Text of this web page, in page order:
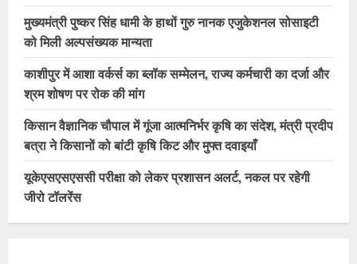
मुख्यमंत्री पुष्कर सिंह धामी के हाथों गुरु नानक एजुकेशनल सोसाइटी
को मिली अल्पसंख्यक मान्यता
काशीपुर में आशा वर्कर्स का ब्लॉक सम्मेलन, राज्य कर्मचारी का दर्जा और
श्रम शोषण पर रोक की मांग
किसान वैज्ञानिक चौपाल में गूंजा आत्मनिर्भर कृषि का संदेश, मंत्री प्रदीप
बत्रा ने किसानों को बांटी कृषि किट और मुफ्त दवाइयाँ
यूकेएसएसएससी परीक्षा को लेकर प्रशासन अलर्ट, नकल पर रहेगी
जीरो टॉलरेंस